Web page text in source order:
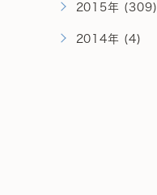
2015年 (309)
2014年 (4)